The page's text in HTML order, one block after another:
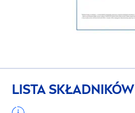
LISTA SKŁADNIKÓW